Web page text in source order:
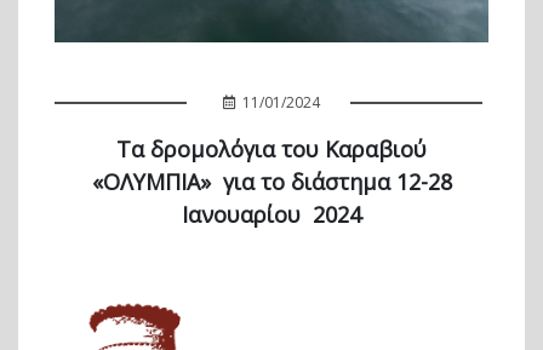
11/01/2024
Τα δρομολόγια του Καραβιού
«ΟΛΥΜΠΙΑ» για το διάστημα 12-28
Ιανουαρίου 2024